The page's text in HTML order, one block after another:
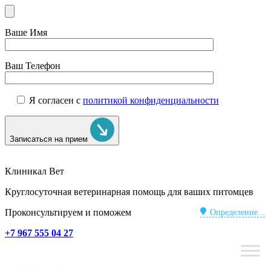
Ваше Имя
Ваш Телефон
Я согласен с политикой конфиденциальности
Записаться на прием
Клиникал Вет
Круглосуточная ветеринарная помощь для ваших питомцев
Определение...
Проконсультируем и поможем
+7 967 555 04 27